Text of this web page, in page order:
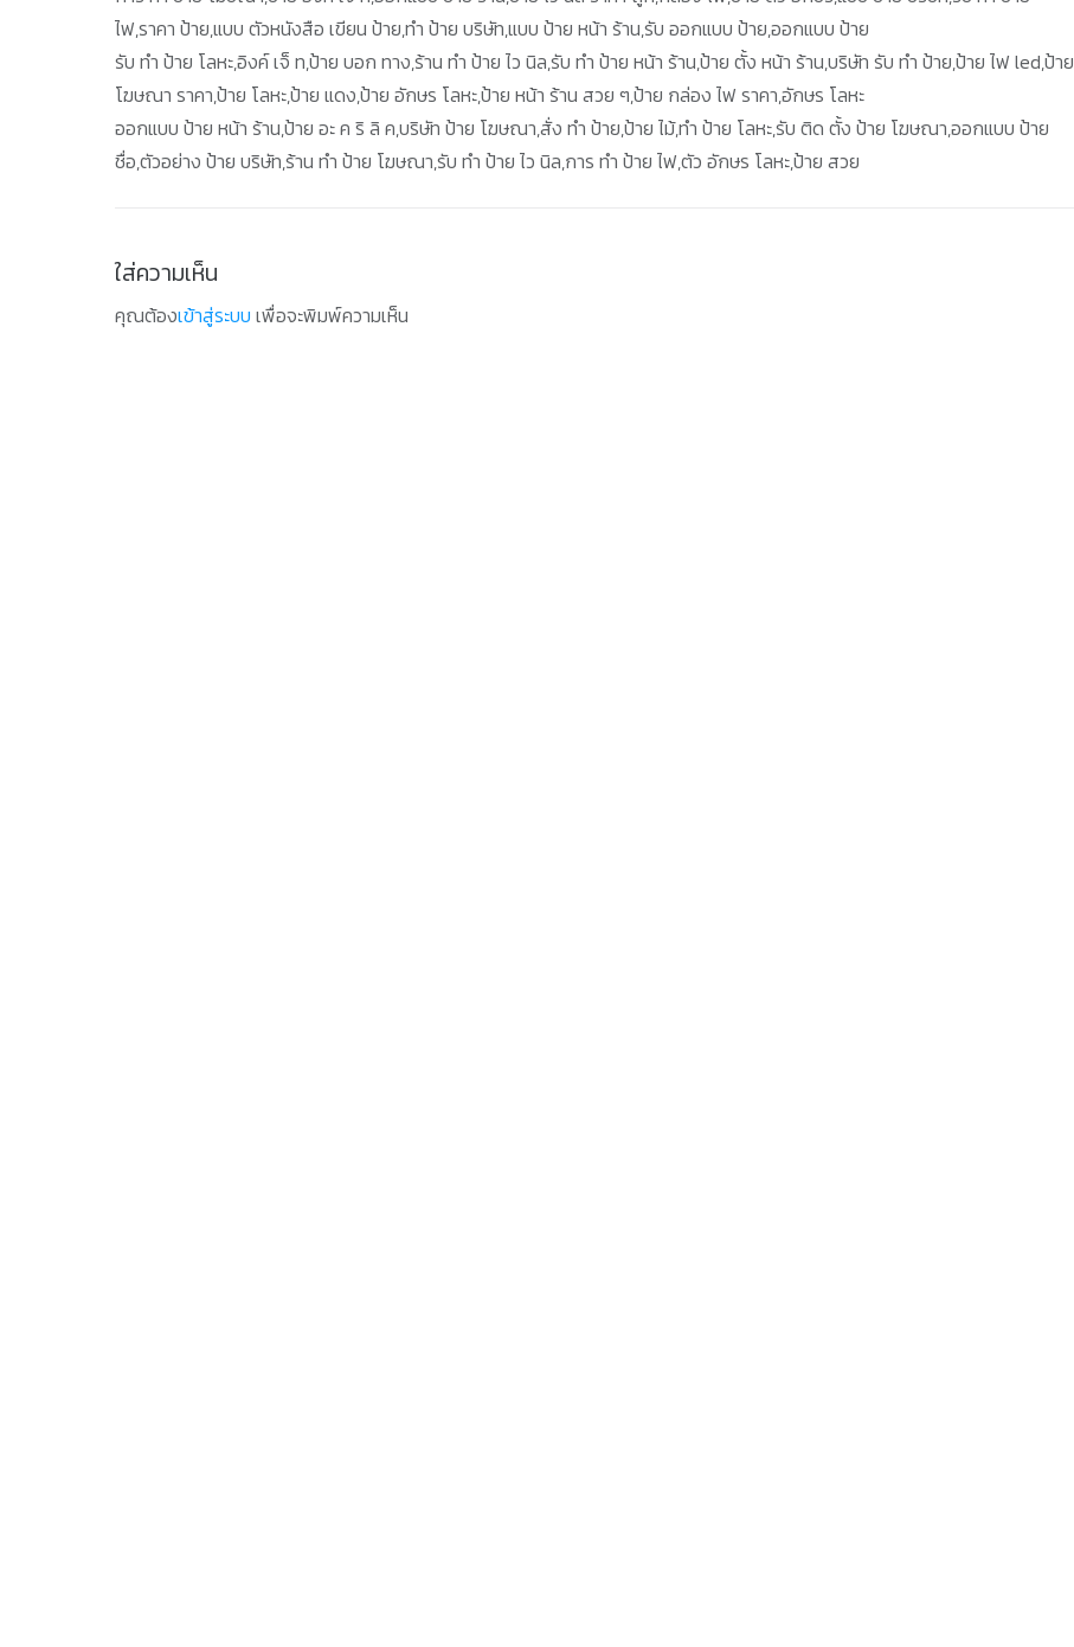
ไฟ,ราคา ป้าย,แบบ ตัวหนังสือ เขียน ป้าย,ทํา ป้าย บริษัท,แบบ ป้าย หน้า ร้าน,รับ ออกแบบ ป้าย,ออกแบบ ป้าย
รับ ทำ ป้าย โลหะ,อิงค์ เจ็ ท,ป้าย บอก ทาง,ร้าน ทํา ป้าย ไว นิล,รับ ทำ ป้าย หน้า ร้าน,ป้าย ตั้ง หน้า ร้าน,บริษัท รับ ทำ ป้าย,ป้าย ไฟ led,ป้าย
โฆษณา ราคา,ป้าย โลหะ,ป้าย แดง,ป้าย อักษร โลหะ,ป้าย หน้า ร้าน สวย ๆ,ป้าย กล่อง ไฟ ราคา,อักษร โลหะ
ออกแบบ ป้าย หน้า ร้าน,ป้าย อะ ค ริ ลิ ค,บริษัท ป้าย โฆษณา,สั่ง ทำ ป้าย,ป้าย ไม้,ทำ ป้าย โลหะ,รับ ติด ตั้ง ป้าย โฆษณา,ออกแบบ ป้าย
ชื่อ,ตัวอย่าง ป้าย บริษัท,ร้าน ทำ ป้าย โฆษณา,รับ ทำ ป้าย ไว นิล,การ ทํา ป้าย ไฟ,ตัว อักษร โลหะ,ป้าย สวย
ใส่ความเห็น
คุณต้องเข้าสู่ระบบ เพื่อจะพิมพ์ความเห็น